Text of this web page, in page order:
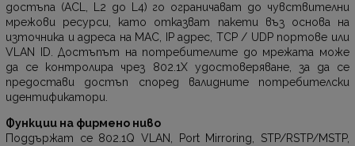
достъпа (ACL, L2 до L4) го ограничават до чувствителни
мрежови ресурси, като отказват пакети въз основа на
източника и адреса на MAC, IP адрес, TCP / UDP портове или
VLAN ID. Достъпът на потребителите до мрежата може
да се контролира чрез 802.1X удостоверяване, за да се
предостави достъп според валидните потребителски
идентификатори.
Функции на фирмено ниво
Поддържат се 802.1Q VLAN, Port Mirroring, STP/RSTP/MSTP,